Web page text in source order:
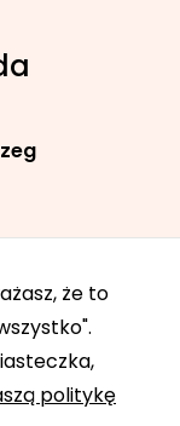
że to
politykę